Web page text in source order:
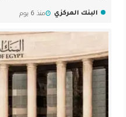
البنك المركزي منذ 6 يوم